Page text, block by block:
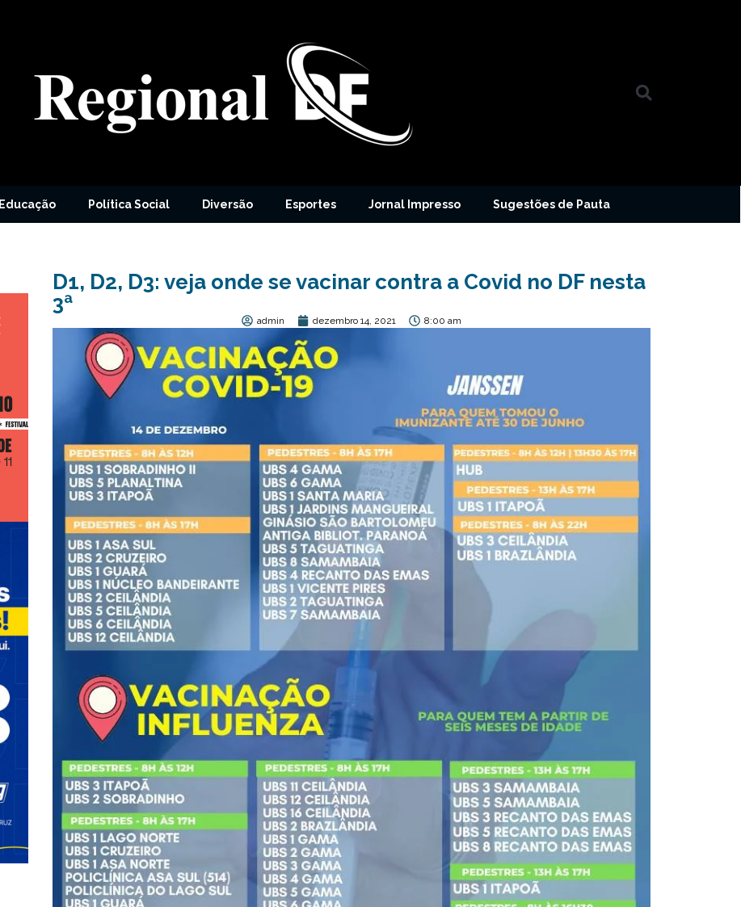
Educação Política Social Diversão Esportes Jornal Impresso Sugestões de Pauta
D1, D2, D3: veja onde se vacinar contra a Covid no DF nesta
3ª
admin dezembro 14, 2021 8:00 am